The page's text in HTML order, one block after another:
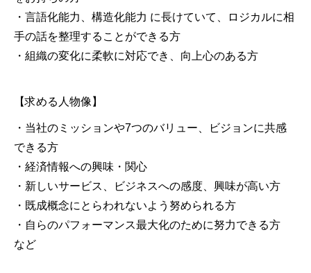
・言語化能力、構造化能力 に長けていて、ロジカルに相
手の話を整理することができる方
・組織の変化に柔軟に対応でき、向上心のある方
【求める人物像】
・当社のミッションや7つのバリュー、ビジョンに共感
できる方
・経済情報への興味・関心
・新しいサービス、ビジネスへの感度、興味が高い方
・既成概念にとらわれないよう努められる方
・自らのパフォーマンス最大化のために努力できる方
など